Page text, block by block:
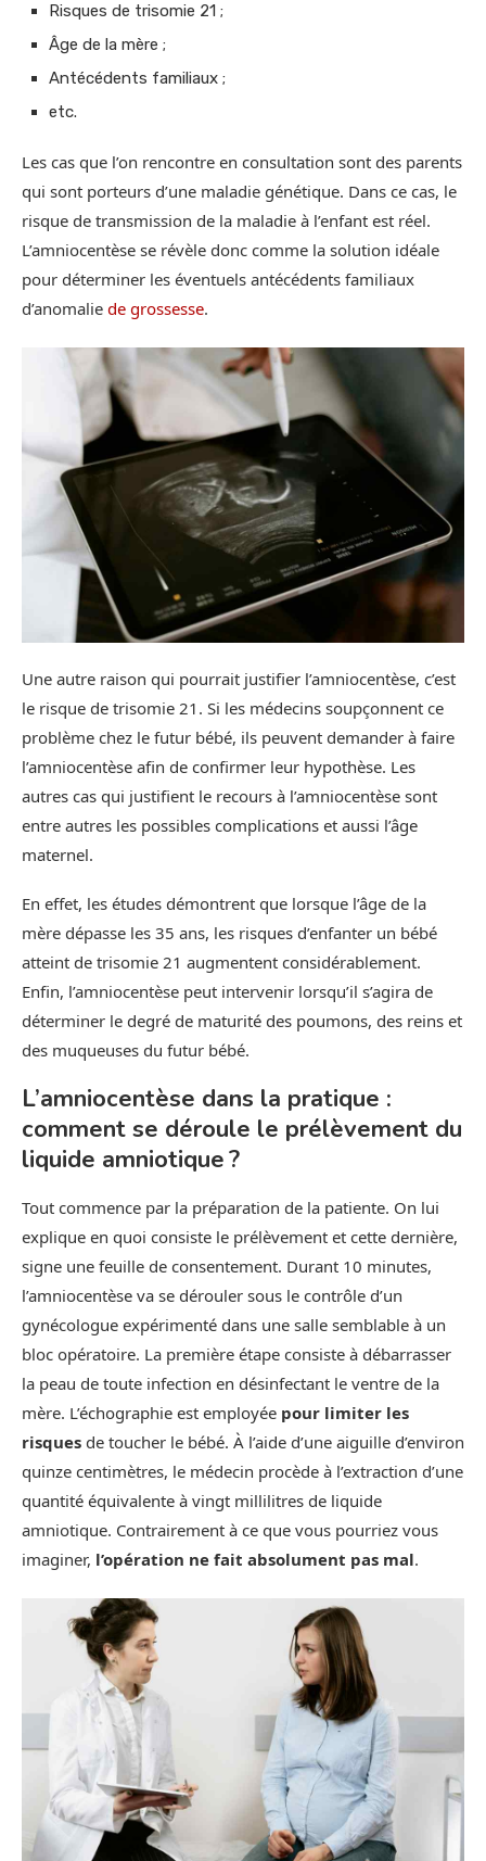
Risques de trisomie 21 ;
Âge de la mère ;
Antécédents familiaux ;
etc.
Les cas que l’on rencontre en consultation sont des parents
qui sont porteurs d’une maladie génétique. Dans ce cas, le
risque de transmission de la maladie à l’enfant est réel.
L’amniocentèse se révèle donc comme la solution idéale
pour déterminer les éventuels antécédents familiaux
d’anomalie de grossesse.
Une autre raison qui pourrait justifier l’amniocentèse, c’est
le risque de trisomie 21. Si les médecins soupçonnent ce
problème chez le futur bébé, ils peuvent demander à faire
l’amniocentèse afin de confirmer leur hypothèse. Les
autres cas qui justifient le recours à l’amniocentèse sont
entre autres les possibles complications et aussi l’âge
maternel.
En effet, les études démontrent que lorsque l’âge de la
mère dépasse les 35 ans, les risques d’enfanter un bébé
atteint de trisomie 21 augmentent considérablement.
Enfin, l’amniocentèse peut intervenir lorsqu’il s’agira de
déterminer le degré de maturité des poumons, des reins et
des muqueuses du futur bébé.
L’amniocentèse dans la pratique :
comment se déroule le prélèvement du
liquide amniotique ?
Tout commence par la préparation de la patiente. On lui
explique en quoi consiste le prélèvement et cette dernière,
signe une feuille de consentement. Durant 10 minutes,
l’amniocentèse va se dérouler sous le contrôle d’un
gynécologue expérimenté dans une salle semblable à un
bloc opératoire. La première étape consiste à débarrasser
la peau de toute infection en désinfectant le ventre de la
mère. L’échographie est employée pour limiter les
risques de toucher le bébé. À l’aide d’une aiguille d’environ
quinze centimètres, le médecin procède à l’extraction d’une
quantité équivalente à vingt millilitres de liquide
amniotique. Contrairement à ce que vous pourriez vous
imaginer, l’opération ne fait absolument pas mal.